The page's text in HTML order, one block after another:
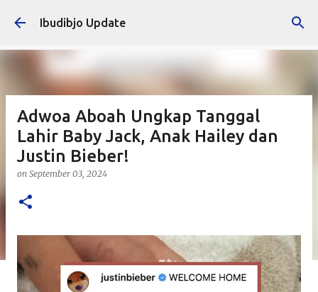
Skip to main content
Ibudibjo Update
Adwoa Aboah Ungkap Tanggal
Lahir Baby Jack, Anak Hailey dan
Justin Bieber!
on September 03, 2024